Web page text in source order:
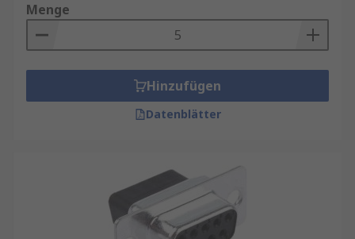
Menge
Hinzufügen
Datenblätter